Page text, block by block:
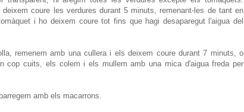
coure les verdures durant 5 minuts, remenant-les de tant en
i ho deixem coure tot fins que hagi desaparegut l'aigua del
remenem amb una cullera i els deixem coure durant 7 minuts, o
cop cuits, els colem i els mullem amb una mica d'aigua freda per
amb els macarrons.